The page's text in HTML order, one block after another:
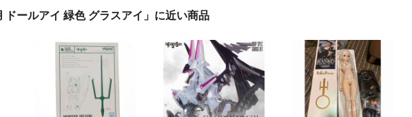
ールアイ 緑色 グラスアイ」に近い商品